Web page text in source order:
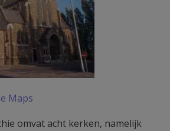
Maps
omvat acht kerken, namelijk